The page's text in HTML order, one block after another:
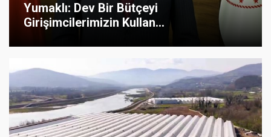
Yumaklı: Dev Bir Bütçeyi
Girişimcilerimizin Kullan...